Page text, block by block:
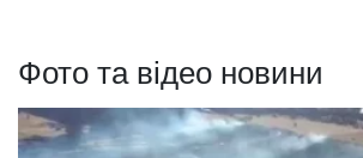
Фото та відео новини